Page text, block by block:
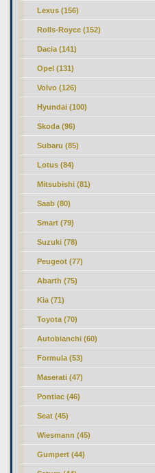
Lexus (156)
Rolls-Royce (152)
Dacia (141)
Opel (131)
Volvo (126)
Hyundai (100)
Skoda (96)
Subaru (85)
Lotus (84)
Mitsubishi (81)
Saab (80)
Smart (79)
Suzuki (78)
Peugeot (77)
Abarth (75)
Kia (71)
Toyota (70)
Autobianchi (60)
Formula (53)
Maserati (47)
Pontiac (46)
Seat (45)
Wiesmann (45)
Gumpert (44)